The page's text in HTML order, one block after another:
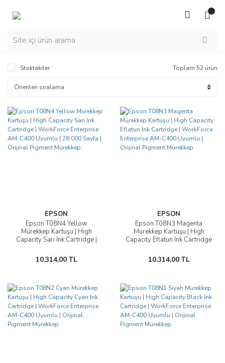
Stoktakiler Toplam 52 ürün
EPSON
Epson T08N4 Yellow
Mürekkep Kartuşu | High
Capacity Sarı Ink Cartridge |
C400 Uyumlu | 28.000 Sayfa
| Orijinal Pigment Mürekkep
10.314,00 TL
EPSON
Epson T08N3 Magenta
Mürekkep Kartuşu | High
Capacity Eflatun Ink Cartridge
C400 Uyumlu | Orijinal
Pigment Mürekkep
10.314,00 TL